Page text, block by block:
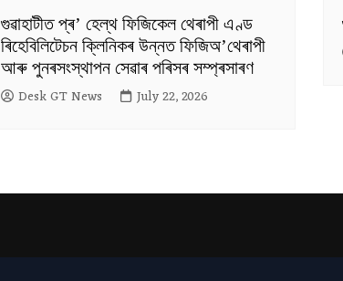
গুৱাহাটীত প্ৰ’ হেল্থ ফিজিকেল থেৰাপী এণ্ড
ৰিহেবিলিটেচন ক্লিনিকৰ উন্নত ফিজিঅ’থেৰাপী
আৰু পুনৰসংস্থাপন সেৱাৰ পৰিসৰ সম্প্ৰসাৰণ
Desk GT News July 22, 2026